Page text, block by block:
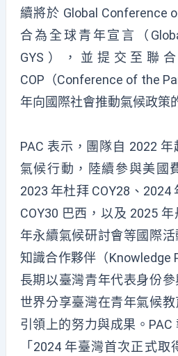
續將於 Global Conference
合為全球青年宣言（
GYS），並提交至聯
COP（Conference of the
年向國際社會推動氣候政策
PAC 表示，團隊自 2022
氣候行動，陸續參與美國
2023年杜拜 COY28、2024
COY30 巴西，以及 2025
年永續氣候研討會等國際
知識合作夥伴（Knowledge
長期以臺灣青年代表身份
世界分享臺灣在青年氣候
引領上的努力與成果。PAC
「2024 年臺灣首次正式取